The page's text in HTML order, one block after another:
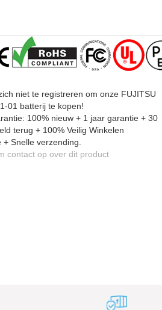
niet te registreren om onze FUJITSU
01 batterij te kopen!
100% nieuw + 1 jaar garantie + 30
terug + 100% Veilig Winkelen
+ Snelle verzending.
contact op over dit product